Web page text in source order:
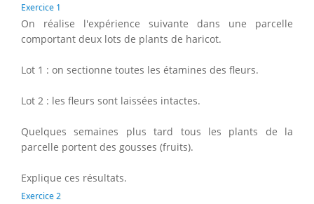
Exercice 1
On réalise l'expérience suivante dans une parcelle
comportant deux lots de plants de haricot.
Lot 1 : on sectionne toutes les étamines des fleurs.
Lot 2 : les fleurs sont laissées intactes.
Quelques semaines plus tard tous les plants de la
parcelle portent des gousses (fruits).
Explique ces résultats.
Exercice 2